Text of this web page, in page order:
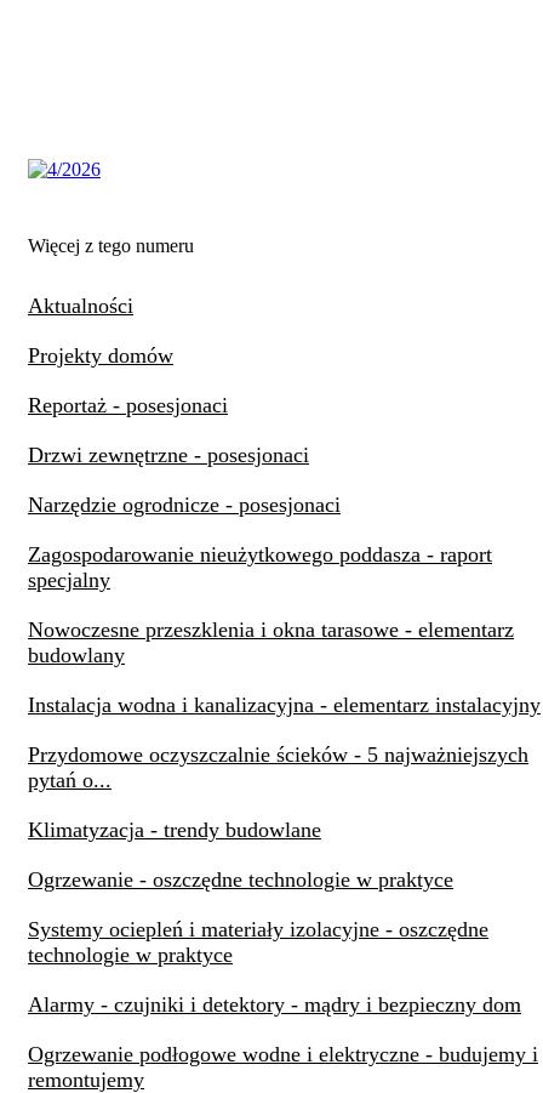
Więcej z tego numeru
Aktualności
Projekty domów
Reportaż - posesjonaci
Drzwi zewnętrzne - posesjonaci
Narzędzie ogrodnicze - posesjonaci
Zagospodarowanie nieużytkowego poddasza - raport
specjalny
Nowoczesne przeszklenia i okna tarasowe - elementarz
budowlany
Instalacja wodna i kanalizacyjna - elementarz instalacyjny
Przydomowe oczyszczalnie ścieków - 5 najważniejszych
pytań o...
Klimatyzacja - trendy budowlane
Ogrzewanie - oszczędne technologie w praktyce
Systemy ociepleń i materiały izolacyjne - oszczędne
technologie w praktyce
Alarmy - czujniki i detektory - mądry i bezpieczny dom
Ogrzewanie podłogowe wodne i elektryczne - budujemy i
remontujemy